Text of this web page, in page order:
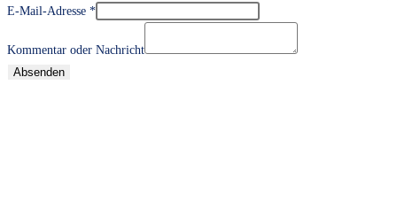
E-Mail-Adresse *
Kommentar oder Nachricht
Absenden